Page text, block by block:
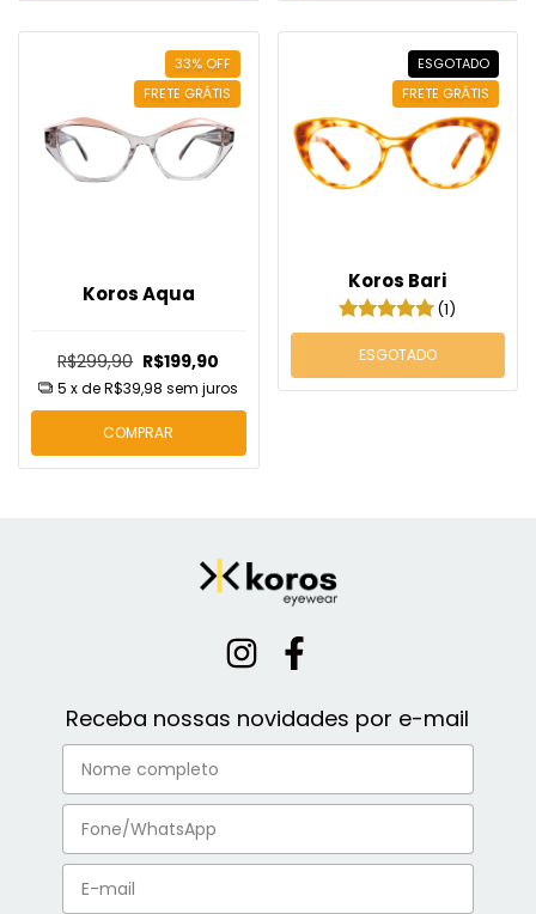
33% OFF
FRETE GRÁTIS
Koros Aqua
R$299,90 R$199,90
5 x deR$39,98 sem juros
COMPRAR
ESGOTADO
FRETE GRÁTIS
Koros Bari
(1)
ESGOTADO
Receba nossas novidades por e-mail